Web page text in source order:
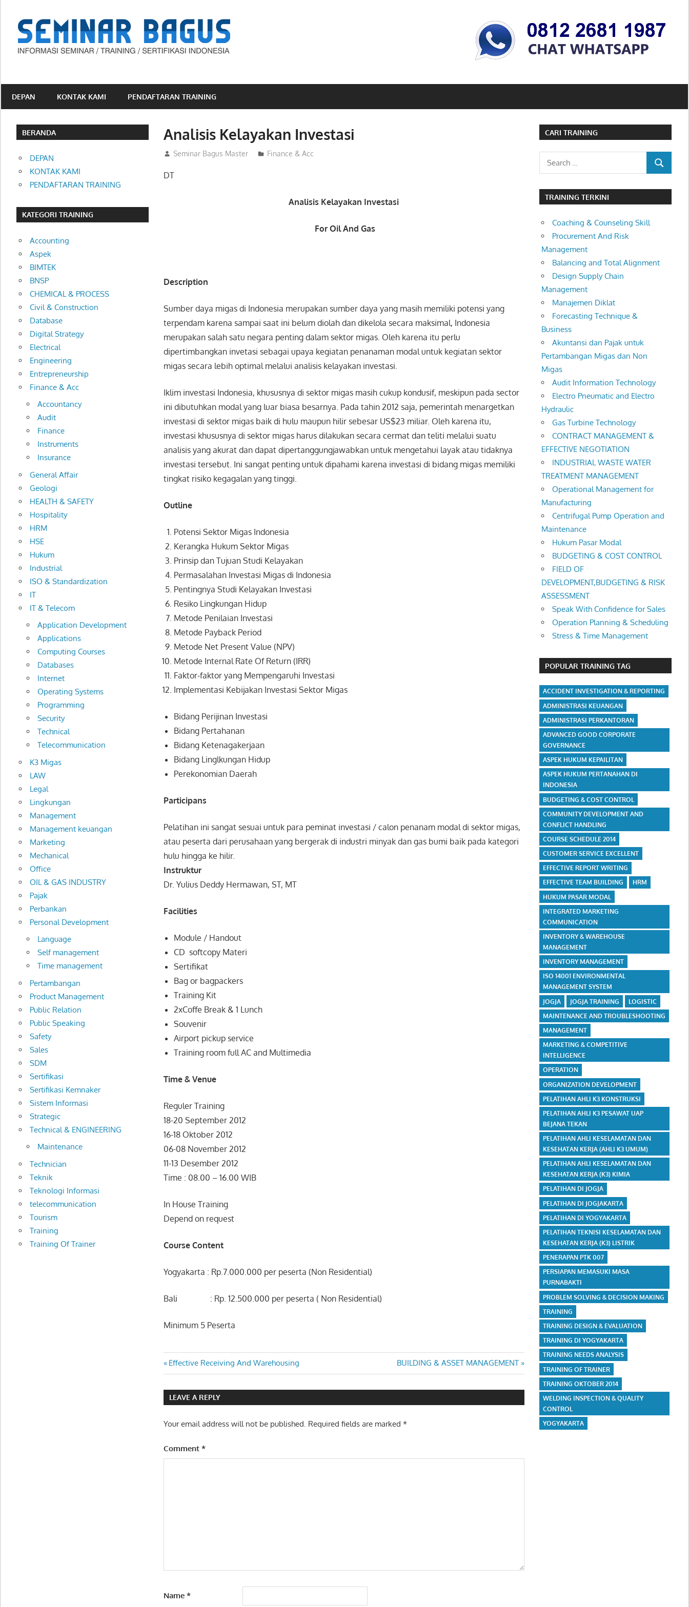
content
Indonesia
DEPAN KONTAK KAMI PENDAFTARAN TRAINING
Analisis Kelayakan Investasi
06/09/2012
Seminar Bagus Master Finance & Acc
DT
Analisis Kelayakan Investasi
For Oil And Gas
Description
Sumber daya migas di Indonesia merupakan sumber daya yang masih memiliki potensi yang
terpendam karena sampai saat ini belum diolah dan dikelola secara maksimal, Indonesia
merupakan salah satu negara penting dalam sektor migas. Oleh karena itu perlu
dipertimbangkan invetasi sebagai upaya kegiatan penanaman modal untuk kegiatan sektor
migas secara lebih optimal melalui analisis kelayakan investasi.
Iklim investasi Indonesia, khususnya di sektor migas masih cukup kondusif, meskipun pada sector
ini dibutuhkan modal yang luar biasa besarnya. Pada tahin 2012 saja, pemerintah menargetkan
investasi di sektor migas baik di hulu maupun hilir sebesar US$23 miliar. Oleh karena itu,
investasi khususnya di sektor migas harus dilakukan secara cermat dan teliti melalui suatu
analisis yang akurat dan dapat dipertanggungjawabkan untuk mengetahui layak atau tidaknya
investasi tersebut. Ini sangat penting untuk dipahami karena investasi di bidang migas memiliki
tingkat risiko kegagalan yang tinggi.
Outline
Potensi Sektor Migas Indonesia
Kerangka Hukum Sektor Migas
Prinsip dan Tujuan Studi Kelayakan
Permasalahan Investasi Migas di Indonesia
Pentingnya Studi Kelayakan Investasi
Resiko Lingkungan Hidup
Metode Penilaian Investasi
Metode Payback Period
Metode Net Present Value (NPV)
Metode Internal Rate Of Return (IRR)
Faktor-faktor yang Mempengaruhi Investasi
Implementasi Kebijakan Investasi Sektor Migas
Bidang Perijinan Investasi
Bidang Pertahanan
Bidang Ketenagakerjaan
Bidang Linglkungan Hidup
Perekonomian Daerah
Participans
Pelatihan ini sangat sesuai untuk para peminat investasi / calon penanam modal di sektor migas,
atau peserta dari perusahaan yang bergerak di industri minyak dan gas bumi baik pada kategori
hulu hingga ke hilir.
Instruktur
Dr. Yulius Deddy Hermawan, ST, MT
Facilities
Module / Handout
CD softcopy Materi
Sertifikat
Bag or bagpackers
Training Kit
2xCoffe Break & 1 Lunch
Souvenir
Airport pickup service
Training room full AC and Multimedia
Time & Venue
Reguler Training
18-20 September 2012
16-18 Oktober 2012
06-08 November 2012
11-13 Desember 2012
Time : 08.00 – 16.00 WIB
In House Training
Depend on request
Course Content
Yogyakarta : Rp.7.000.000 per peserta (Non Residential)
Bali : Rp. 12.500.000 per peserta ( Non Residential)
Minimum 5 Peserta
ANALISIS
Post
navigation
Previous
Post:
Effective Receiving And Warehousing
Next
Post:
BUILDING & ASSET MANAGEMENT
LEAVE A REPLY
Your email address will not be published. Required fields are marked*
Comment*
Name*
BERANDA
DEPAN
KONTAK KAMI
PENDAFTARAN TRAINING
KATEGORI TRAINING
Accounting
Aspek
BIMTEK
BNSP
CHEMICAL & PROCESS
Civil & Construction
Database
Digital Strategy
Electrical
Engineering
Entrepreneurship
Finance & Acc
Accountancy
Audit
Finance
Instruments
Insurance
General Affair
Geologi
HEALTH & SAFETY
Hospitality
HRM
HSE
Hukum
Industrial
ISO & Standardization
IT
IT & Telecom
Application Development
Applications
Computing Courses
Databases
Internet
Operating Systems
Programming
Security
Technical
Telecommunication
K3 Migas
LAW
Legal
Lingkungan
Management
Management keuangan
Marketing
Mechanical
Office
OIL & GAS INDUSTRY
Pajak
Perbankan
Personal Development
Language
Self management
Time management
Pertambangan
Product Management
Public Relation
Public Speaking
Safety
Sales
SDM
Sertifikasi
Sertifikasi Kemnaker
Sistem Informasi
Strategic
Technical & ENGINEERING
Maintenance
Technician
Teknik
Teknologi Informasi
telecommunication
Tourism
Training
Training Of Trainer
CARI TRAINING
Search
for:
SEARCH
TRAINING TERKINI
Coaching & Counseling Skill
Procurement And Risk
Management
Balancing and Total Alignment
Design Supply Chain
Management
Manajemen Diklat
Forecasting Technique &
Business
Akuntansi dan Pajak untuk
Pertambangan Migas dan Non
Migas
Audit Information Technology
Electro Pneumatic and Electro
Hydraulic
Gas Turbine Technology
CONTRACT MANAGEMENT &
EFFECTIVE NEGOTIATION
INDUSTRIAL WASTE WATER
TREATMENT MANAGEMENT
Operational Management for
Manufacturing
Centrifugal Pump Operation and
Maintenance
Hukum Pasar Modal
BUDGETING & COST CONTROL
FIELD OF
DEVELOPMENT,BUDGETING & RISK
ASSESSMENT
Speak With Confidence for Sales
Operation Planning & Scheduling
Stress & Time Management
POPULAR TRAINING TAG
ACCIDENT INVESTIGATION & REPORTING
ADMINISTRASI KEUANGAN
ADMINISTRASI PERKANTORAN
ADVANCED GOOD CORPORATE
GOVERNANCE
ASPEK HUKUM KEPAILITAN
ASPEK HUKUM PERTANAHAN DI
INDONESIA
BUDGETING & COST CONTROL
COMMUNITY DEVELOPMENT AND
CONFLICT HANDLING
COURSE SCHEDULE 2014
CUSTOMER SERVICE EXCELLENT
EFFECTIVE REPORT WRITING
EFFECTIVE TEAM BUILDING
HRM
HUKUM PASAR MODAL
INTEGRATED MARKETING
COMMUNICATION
INVENTORY & WAREHOUSE
MANAGEMENT
INVENTORY MANAGEMENT
ISO 14001 ENVIRONMENTAL
MANAGEMENT SYSTEM
JOGJA
JOGJA TRAINING
LOGISTIC
MAINTENANCE AND TROUBLESHOOTING
MANAGEMENT
MARKETING & COMPETITIVE
INTELLIGENCE
OPERATION
ORGANIZATION DEVELOPMENT
PELATIHAN AHLI K3 KONSTRUKSI
PELATIHAN AHLI K3 PESAWAT UAP
BEJANA TEKAN
PELATIHAN AHLI KESELAMATAN DAN
KESEHATAN KERJA (AHLI K3 UMUM)
PELATIHAN AHLI KESELAMATAN DAN
KESEHATAN KERJA (K3) KIMIA
PELATIHAN DI JOGJA
PELATIHAN DI JOGJAKARTA
PELATIHAN DI YOGYAKARTA
PELATIHAN TEKNISI KESELAMATAN DAN
KESEHATAN KERJA (K3) LISTRIK
PENERAPAN PTK 007
PERSIAPAN MEMASUKI MASA
PURNABAKTI
PROBLEM SOLVING & DECISION MAKING
TRAINING
TRAINING DESIGN & EVALUATION
TRAINING DI YOGYAKARTA
TRAINING NEEDS ANALYSIS
TRAINING OF TRAINER
TRAINING OKTOBER 2014
WELDING INSPECTION & QUALITY
CONTROL
YOGYAKARTA